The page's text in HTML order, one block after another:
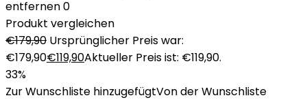
entfernen0
Produkt vergleichen
€179,90 Ursprünglicher Preis war:
€179,90€119,90Aktueller Preis ist: €119,90.
33%
Zur Wunschliste hinzugefügtVon der Wunschliste